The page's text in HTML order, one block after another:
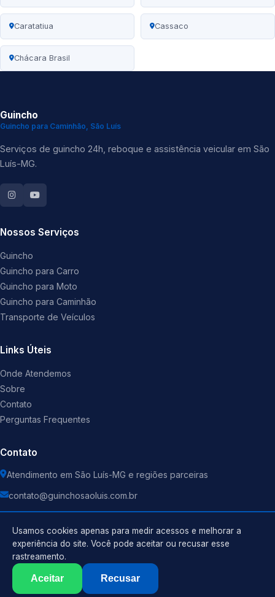
Caratatiua Cassaco
Chácara Brasil
Guincho
Guincho para Caminhão, São Luís
Serviços de guincho 24h, reboque e assistência veicular em São
Luís-MG.
Nossos Serviços
Guincho
Guincho para Carro
Guincho para Moto
Guincho para Caminhão
Transporte de Veículos
Links Úteis
Onde Atendemos
Sobre
Contato
Perguntas Frequentes
Contato
Atendimento em São Luís-MG e regiões parceiras
contato@guinchosaoluis.com.br
Guincho . Todos os direitos reservados.
Usamos cookies apenas para medir acessos e melhorar a
experiência do site. Você pode aceitar ou recusar esse
rastreamento.
Aceitar Recusar